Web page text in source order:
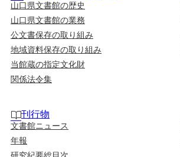
山口県文書館の歴史
山口県文書館の業務
公文書保存の取り組み
地域資料保存の取り組み
当館蔵の指定文化財
関係法令集
刊行物
文書館ニュース
年報